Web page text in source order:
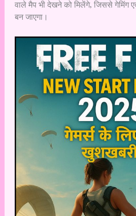
वाले मैप भी देखने को मिलेंगे, जिससे गेमिंग
बन जाएगा।